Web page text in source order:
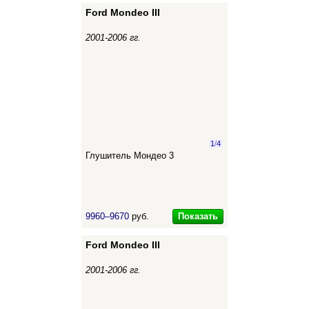
Ford Mondeo III
2001-2006 гг.
1/4
Глушитель Мондео 3
9960–9670 руб. Показать
Ford Mondeo III
2001-2006 гг.